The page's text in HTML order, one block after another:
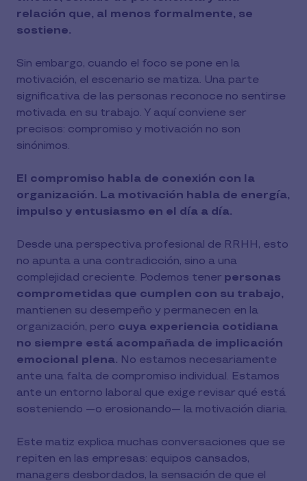
relación que, al menos formalmente, se
sostiene.
Sin embargo, cuando el foco se pone en la
motivación, el escenario se matiza. Una parte
significativa de las personas reconoce no sentirse
motivada en su trabajo. Y aquí conviene ser
precisos: compromiso y motivación no son
sinónimos.
El compromiso habla de conexión con la
organización. La motivación habla de energía,
impulso y entusiasmo en el día a día.
Desde una perspectiva profesional de RRHH, esto
no apunta a una contradicción, sino a una
complejidad creciente. Podemos tener personas
comprometidas que cumplen con su trabajo,
mantienen su desempeño y permanecen en la
organización, pero cuya experiencia cotidiana
no siempre está acompañada de implicación
emocional plena. No estamos necesariamente
ante una falta de compromiso individual. Estamos
ante un entorno laboral que exige revisar qué está
sosteniendo —o erosionando— la motivación diaria.
Este matiz explica muchas conversaciones que se
repiten en las empresas: equipos cansados,
managers desbordados, la sensación de que el